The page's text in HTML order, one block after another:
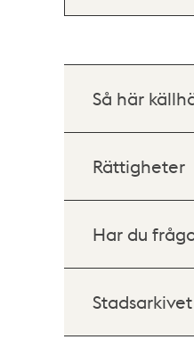
Så här
Rättigheter
Har du